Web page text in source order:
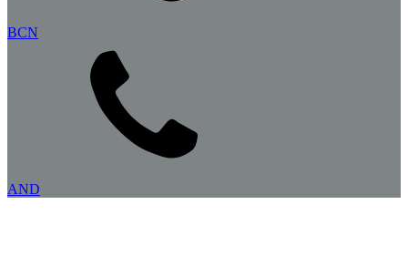
BCN
AND